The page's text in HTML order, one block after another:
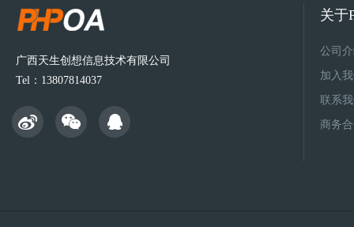
广西天生创想信息技术有限公司
Tel：13807814037
关于
公司
加入
联系
商务